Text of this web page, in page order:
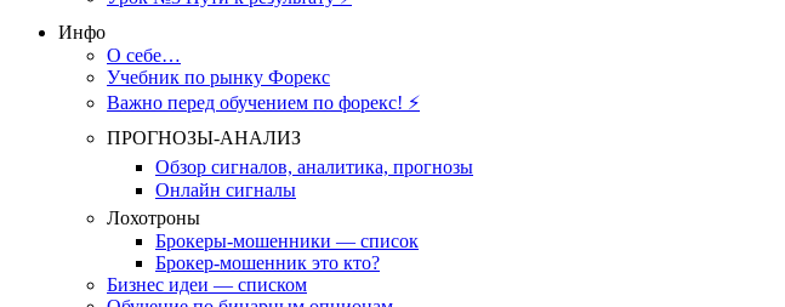
Инфо
О себе…
Учебник по рынку Форекс
Важно перед обучением по форекс! ⚡
ПРОГНОЗЫ-АНАЛИЗ
Обзор сигналов, аналитика, прогнозы
Онлайн сигналы
Лохотроны
Брокеры-мошенники — список
Брокер-мошенник это кто?
Бизнес идеи — списком